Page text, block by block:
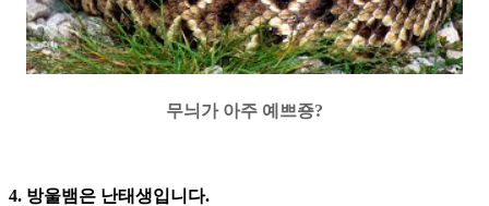
무늬가 아주 예쁘죵?
4. 방울뱀은 난태생입니다.